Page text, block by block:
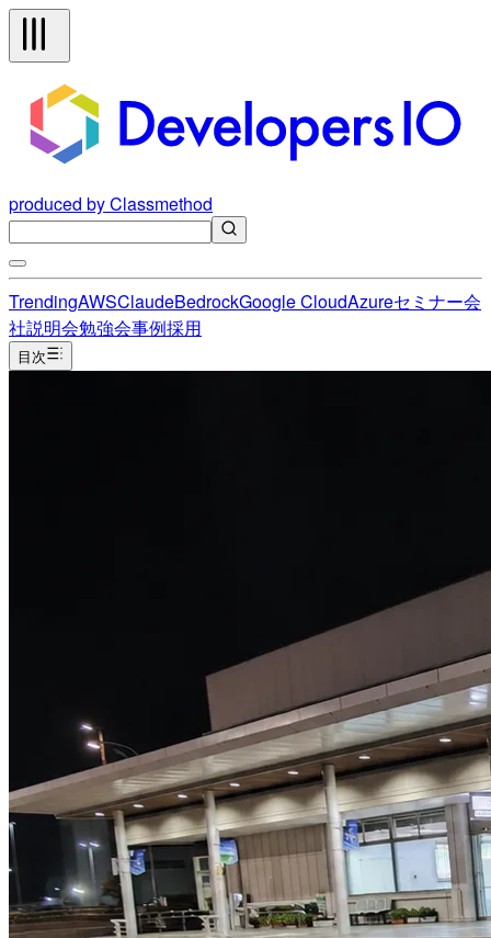
produced by Classmethod
TrendingAWSClaudeBedrockGoogle CloudAzureセミナー会
社説明会勉強会事例採用
目次